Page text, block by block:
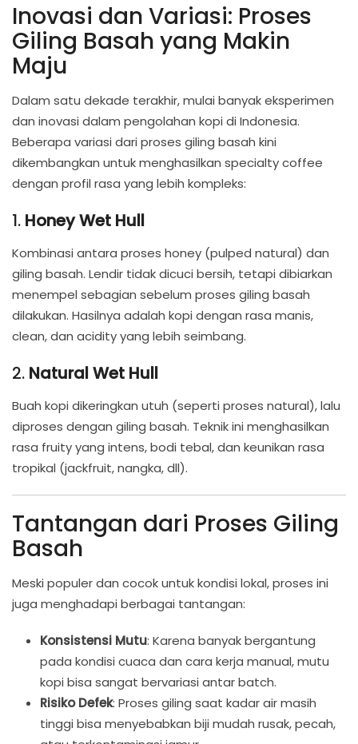
Inovasi dan Variasi: Proses
Giling Basah yang Makin
Maju
Dalam satu dekade terakhir, mulai banyak eksperimen
dan inovasi dalam pengolahan kopi di Indonesia.
Beberapa variasi dari proses giling basah kini
dikembangkan untuk menghasilkan specialty coffee
dengan profil rasa yang lebih kompleks:
1. Honey Wet Hull
Kombinasi antara proses honey (pulped natural) dan
giling basah. Lendir tidak dicuci bersih, tetapi dibiarkan
menempel sebagian sebelum proses giling basah
dilakukan. Hasilnya adalah kopi dengan rasa manis,
clean, dan acidity yang lebih seimbang.
2. Natural Wet Hull
Buah kopi dikeringkan utuh (seperti proses natural), lalu
diproses dengan giling basah. Teknik ini menghasilkan
rasa fruity yang intens, bodi tebal, dan keunikan rasa
tropikal (jackfruit, nangka, dll).
Tantangan dari Proses Giling
Basah
Meski populer dan cocok untuk kondisi lokal, proses ini
juga menghadapi berbagai tantangan:
Konsistensi Mutu: Karena banyak bergantung
pada kondisi cuaca dan cara kerja manual, mutu
kopi bisa sangat bervariasi antar batch.
Risiko Defek: Proses giling saat kadar air masih
tinggi bisa menyebabkan biji mudah rusak, pecah,